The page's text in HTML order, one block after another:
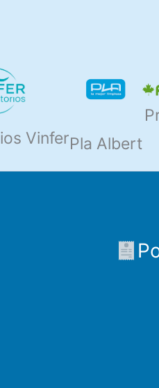
VinferPla Albert